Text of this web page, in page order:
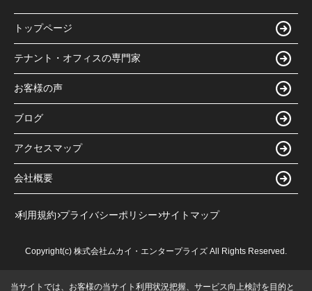
トップページ
テナント・オフィスの専門家
お客様の声
ブログ
アクセスマップ
会社概要
利用規約 プライバシーポリシー サイトマップ
Copyright(c) 株式会社ムカイ・エンタープライズ All Rights Reserved.
当サイトでは、お客様の当サイト利用状況把握、サービス向上検討を目的と